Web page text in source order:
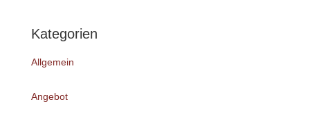
Kategorien
Allgemein
Angebot